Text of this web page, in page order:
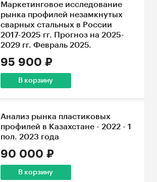
Маркетинговое исследование
рынка профилей незамкнутых
сварных стальных в России
2017-2025 гг. Прогноз на 2025-
2029 гг. Февраль 2025.
95 900 ₽
В корзину
Анализ рынка пластиковых
профилей в Казахстане - 2022 - 1
пол. 2023 года
90 000 ₽
В корзину